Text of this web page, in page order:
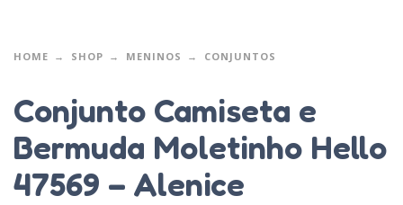
HOME SHOP MENINOS CONJUNTOS
Conjunto Camiseta e
Bermuda Moletinho Hello
47569 – Alenice